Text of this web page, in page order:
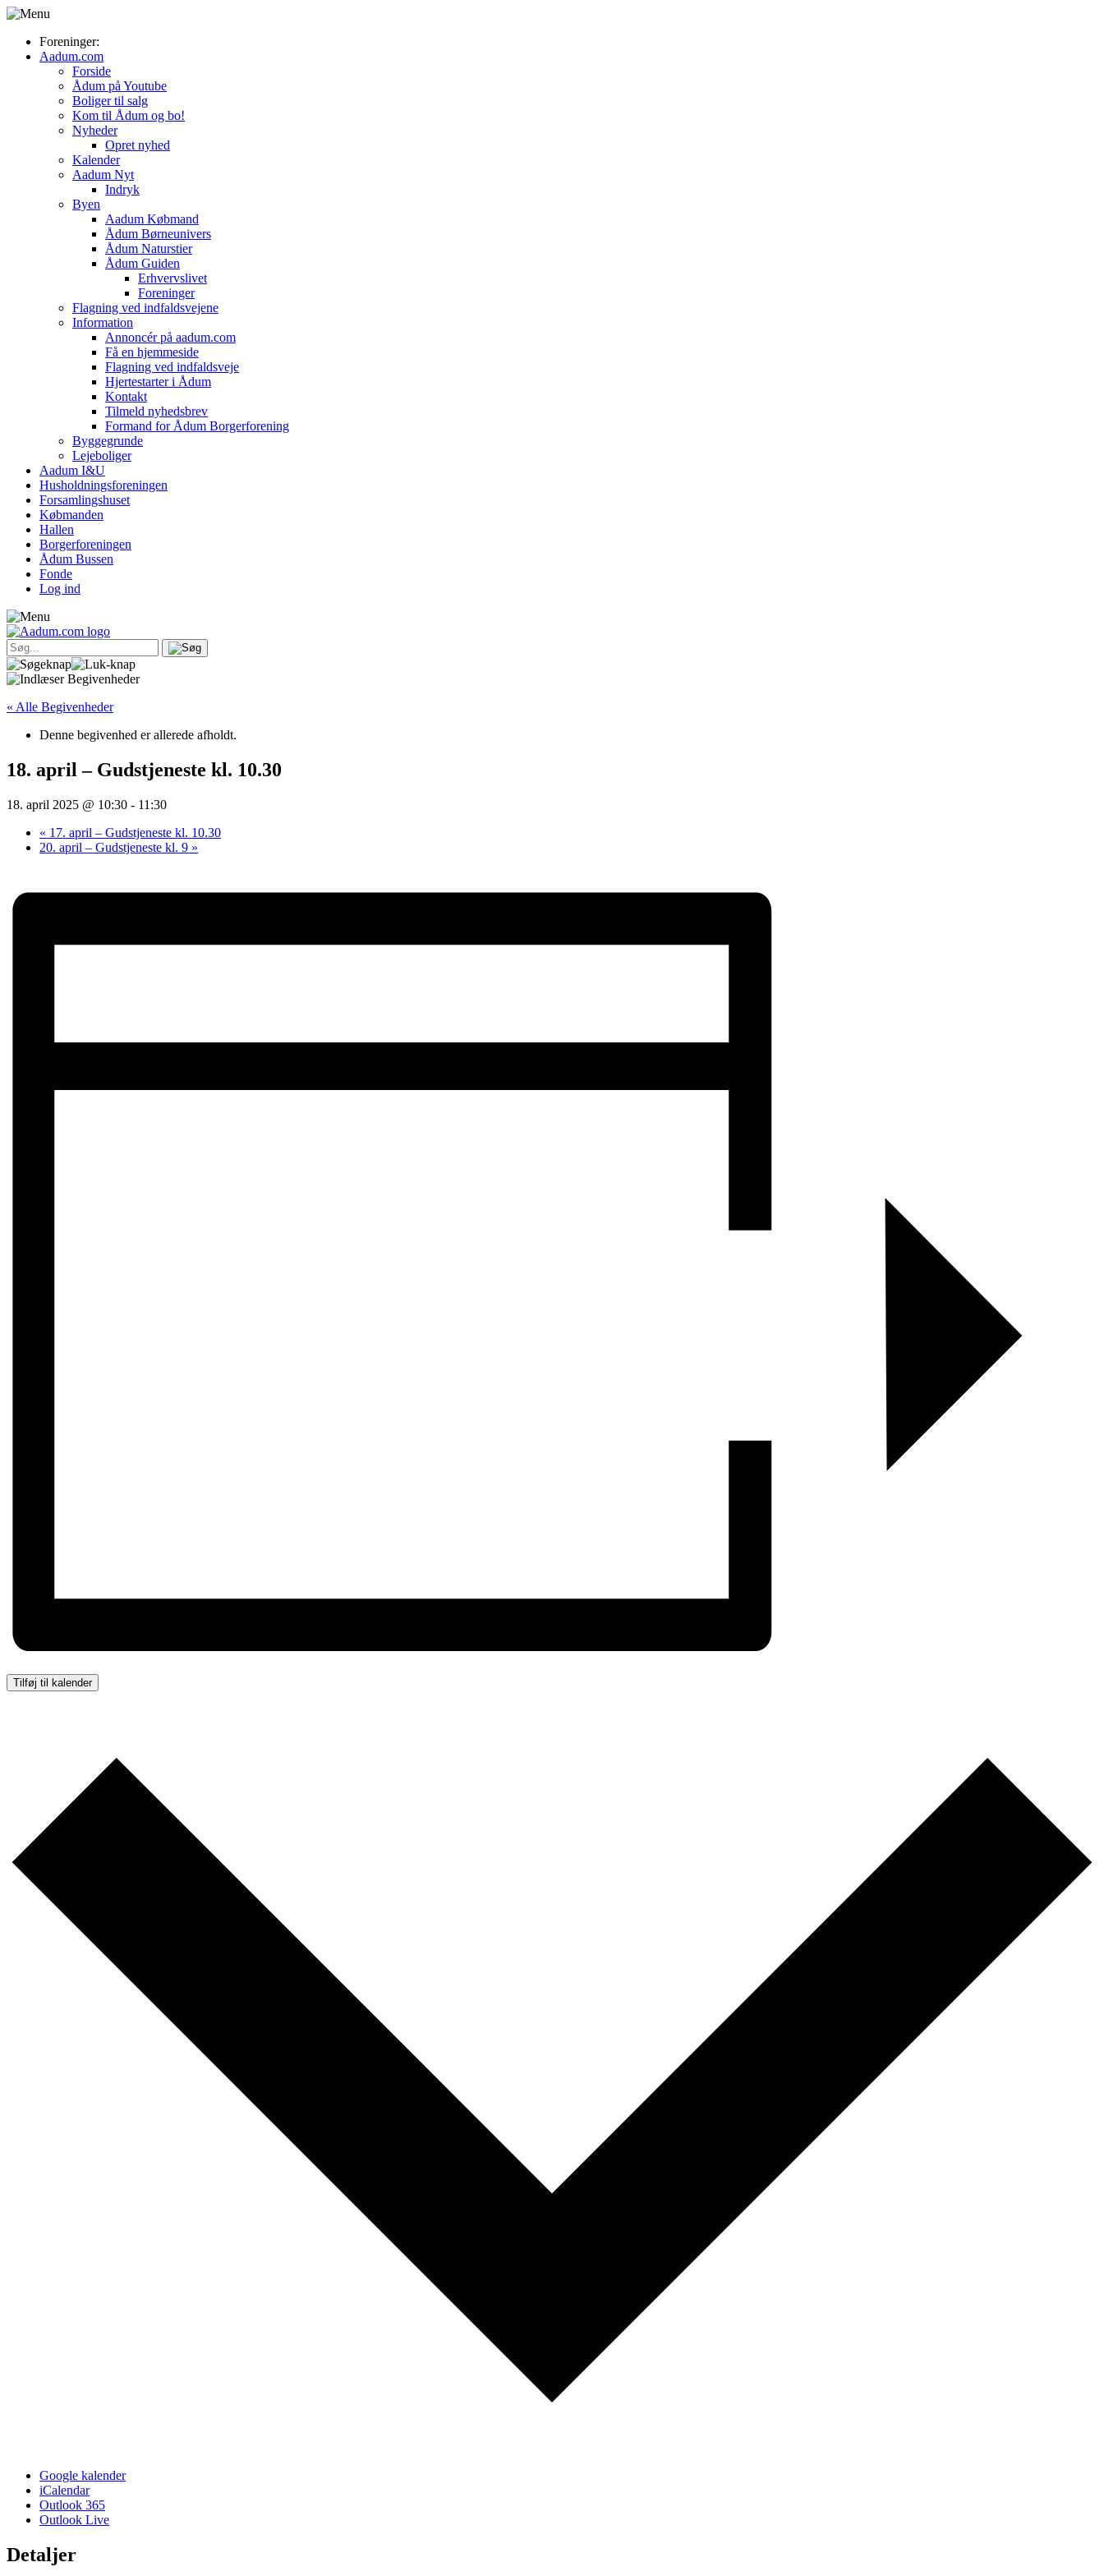
Foreninger:
Aadum.com
Forside
Ådum på Youtube
Boliger til salg
Kom til Ådum og bo!
Nyheder
Opret nyhed
Kalender
Aadum Nyt
Indryk
Byen
Aadum Købmand
Ådum Børneunivers
Ådum Naturstier
Ådum Guiden
Erhvervslivet
Foreninger
Flagning ved indfaldsvejene
Information
Annoncér på aadum.com
Få en hjemmeside
Flagning ved indfaldsveje
Hjertestarter i Ådum
Kontakt
Tilmeld nyhedsbrev
Formand for Ådum Borgerforening
Byggegrunde
Lejeboliger
Aadum I&U
Husholdningsforeningen
Forsamlingshuset
Købmanden
Hallen
Borgerforeningen
Ådum Bussen
Fonde
Log ind
« Alle Begivenheder
Denne begivenhed er allerede afholdt.
18. april – Gudstjeneste kl. 10.30
18. april 2025 @ 10:30 - 11:30
« 17. april – Gudstjeneste kl. 10.30
20. april – Gudstjeneste kl. 9 »
Tilføj til kalender
Google kalender
iCalendar
Outlook 365
Outlook Live
Detaljer